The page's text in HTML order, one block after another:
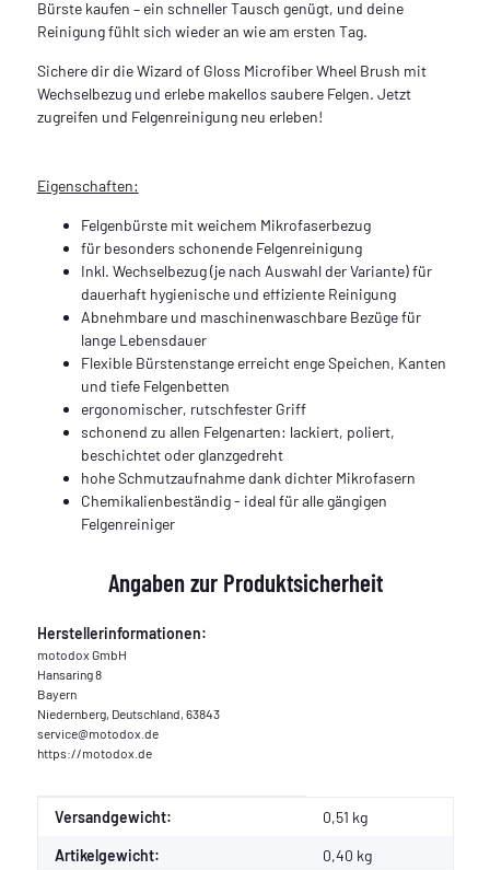
Bürste kaufen – ein schneller Tausch genügt, und deine
Reinigung fühlt sich wieder an wie am ersten Tag.
Sichere dir die Wizard of Gloss Microfiber Wheel Brush mit
Wechselbezug und erlebe makellos saubere Felgen. Jetzt
zugreifen und Felgenreinigung neu erleben!
Eigenschaften:
Felgenbürste mit weichem Mikrofaserbezug
für besonders schonende Felgenreinigung
Inkl. Wechselbezug (je nach Auswahl der Variante) für
dauerhaft hygienische und effiziente Reinigung
Abnehmbare und maschinenwaschbare Bezüge für
lange Lebensdauer
Flexible Bürstenstange erreicht enge Speichen, Kanten
und tiefe Felgenbetten
ergonomischer, rutschfester Griff
schonend zu allen Felgenarten: lackiert, poliert,
beschichtet oder glanzgedreht
hohe Schmutzaufnahme dank dichter Mikrofasern
Chemikalienbeständig - ideal für alle gängigen
Felgenreiniger
Angaben zur Produktsicherheit
Herstellerinformationen:
motodox GmbH
Hansaring 8
Bayern
Niedernberg, Deutschland, 63843
service@motodox.de
https://motodox.de
Produkteigenschaft
Wert
Versandgewicht: 0,51 kg
Artikelgewicht: 0,40 kg